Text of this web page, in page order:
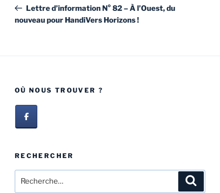
Lettre d’information N° 82 – À l’Ouest, du
nouveau pour HandiVers Horizons !
OÙ NOUS TROUVER ?
RECHERCHER